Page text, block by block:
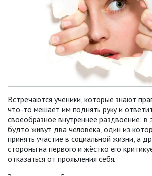
Встречаются ученики, которые знают
что-то мешает им поднять руку и
своеобразное внутреннее раздвоение: в
будто живут два человека, один из
принять участие в социальной жизни, а
стороны на первого и жёстко его
отказаться от проявления себя.